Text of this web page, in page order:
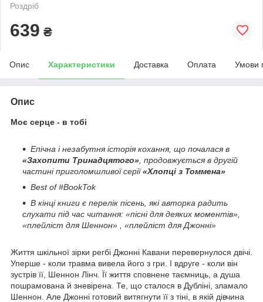
Роздріб
639 ₴
Опис Характеристики Доставка Оплата Умови
Опис
Моє серце - в тобі
Епічна і незабутня історія кохання, що почалася в
«Захопити Тринадцятого» , продовжується в другій
частині приголомшливої серії«Хлопці з Томмена»
Best of #BookTok
В кінці книги є перелік пісень, які авторка радить
слухати під час читання: «пісні для деяких моментів»,
«плейліст для Шеннон» , «плейліст для Джонні»
Життя шкільної зірки регбі Джонні Кавани перевернулося двічі.
Уперше - коли травма вивела його з гри. І вдруге - коли він
зустрів її, Шеннон Лінч. Її життя сповнене таємниць, а душа
пошрамована й зневірена. Те, що сталося в Дубліні, зламало
Шеннон. Але Джонні готовий витягнути її з тіні, в якій дівчина